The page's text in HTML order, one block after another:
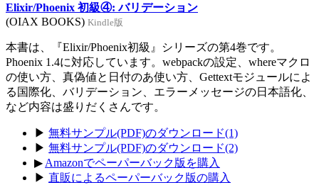
Elixir/Phoenix 初級④: バリデーション
(OIAX BOOKS) Kindle版
本書は、『Elixir/Phoenix初級』シリーズの第4巻です。
Phoenix 1.4に対応しています。webpackの設定、whereマクロ
の使い方、真偽値と日付のあ使い方、Gettextモジュールによ
る国際化、バリデーション、エラーメッセージの日本語化、
など内容は盛りだくさんです。
▶ 無料サンプル(PDF)のダウンロード(1)
▶ 無料サンプル(PDF)のダウンロード(2)
▶ Amazonでペーパーバック版を購入
▶ 直販によるペーパーバック版の購入